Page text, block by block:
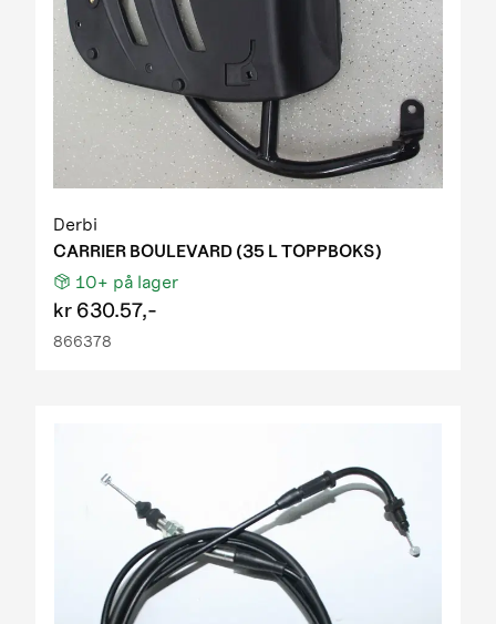
Derbi
CARRIER BOULEVARD (35 L TOPPBOKS)
10+ på lager
kr 630.57,-
866378